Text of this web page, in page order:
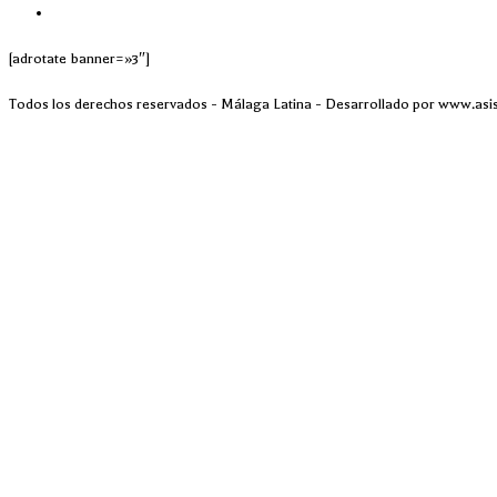
[adrotate banner=»3″]
Todos los derechos reservados - Málaga Latina - Desarrollado por